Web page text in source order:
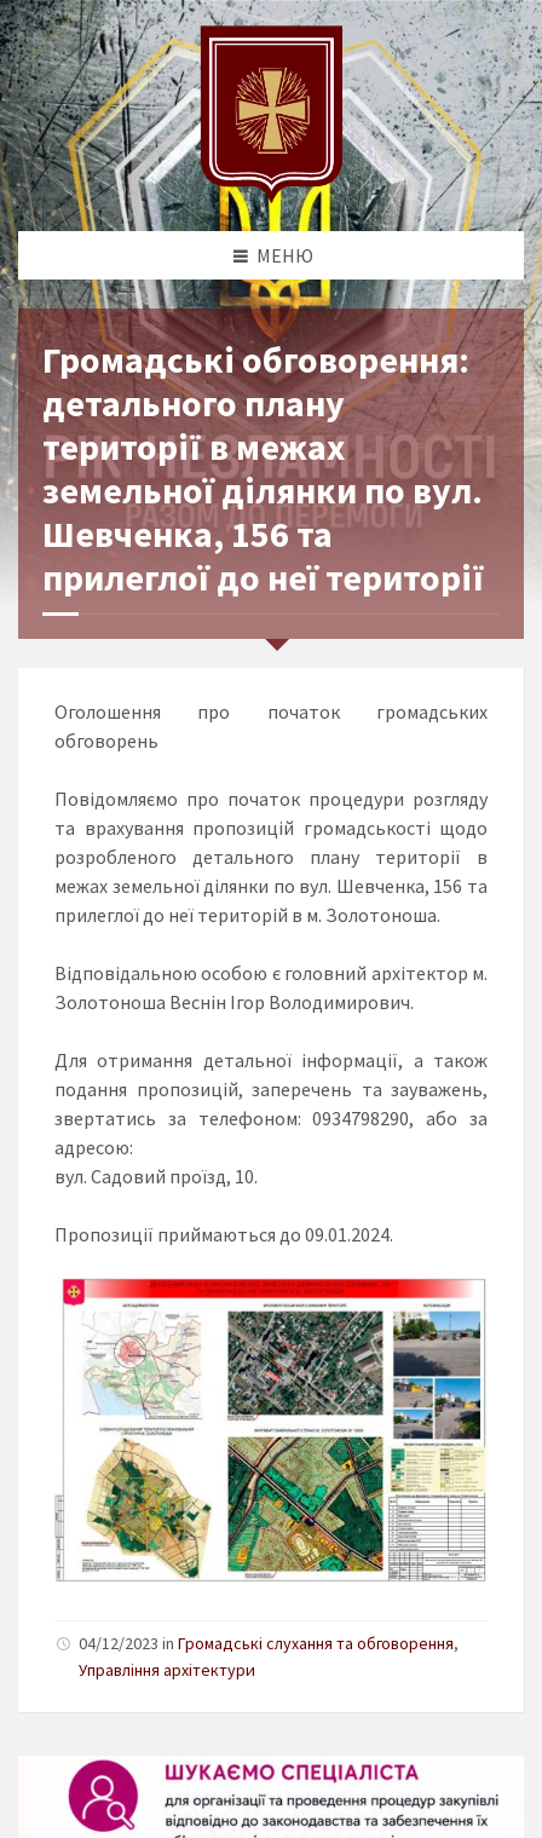
МЕНЮ
Громадські обговорення:
детального плану
території в межах
земельної ділянки по вул.
Шевченка, 156 та
прилеглої до неї території
Оголошення про початок громадських
обговорень
Повідомляємо про початок процедури розгляду
та врахування пропозицій громадськості щодо
розробленого детального плану території в
межах земельної ділянки по вул. Шевченка, 156 та
прилеглої до неї територій в м. Золотоноша.
Відповідальною особою є головний архітектор м.
Золотоноша Веснін Ігор Володимирович.
Для отримання детальної інформації, а також
подання пропозицій, заперечень та зауважень,
звертатись за телефоном: 0934798290, або за
адресою:
вул. Садовий проїзд, 10.
Пропозиції приймаються до 09.01.2024.
04/12/2023 in Громадські слухання та обговорення,
Управління архітектури